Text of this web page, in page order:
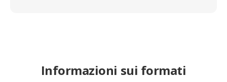
Informazioni sui formati